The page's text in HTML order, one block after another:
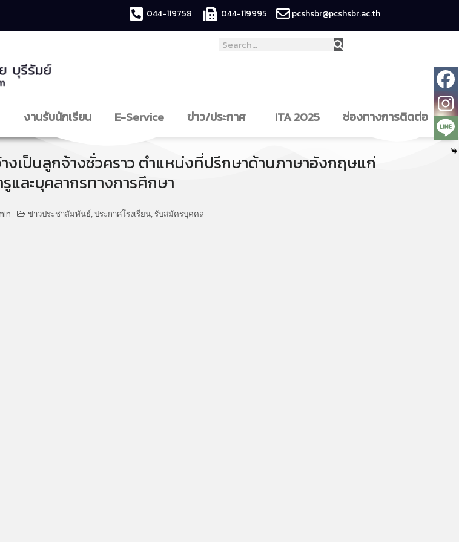
044-119758 044-119995 pcshsbr@pcshsbr.ac.th
งานรับนักเรียน E-Service ข่าว/ประกาศ ITA 2025 ช่องทางการติดต่อ
งเป็นลูกจ้างชั่วคราว ตำแหน่งที่ปรึกษาด้านภาษาอังกฤษแก่
และบุคลากรทางการศึกษา
ข่าวประชาสัมพันธ์ ประกาศโรงเรียน รับสมัครบุคคล